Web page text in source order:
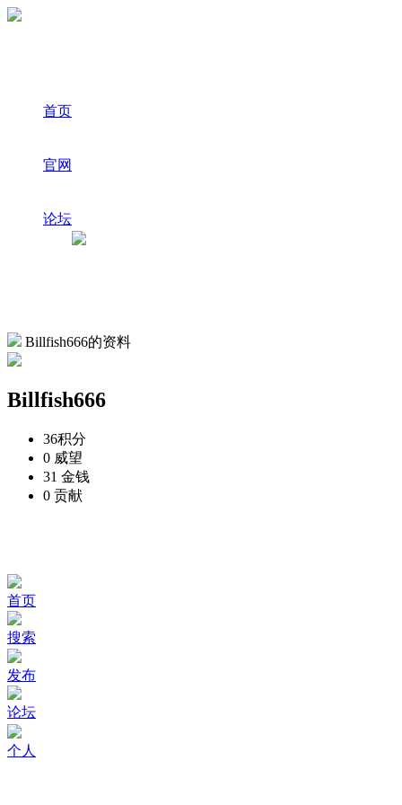
首页
官网
论坛
Billfish666的资料
Billfish666
36积分
0 威望
31 金钱
0 贡献
首页
搜索
发布
论坛
个人